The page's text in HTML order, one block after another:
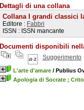
Dettagli di una collana
Collana I grandi classici
Editore : Fabbri
ISSN : ISSN mancante
Documenti disponibili
Suggerimento
L'arte d'amare / Publius
Apologia di Socrate ;